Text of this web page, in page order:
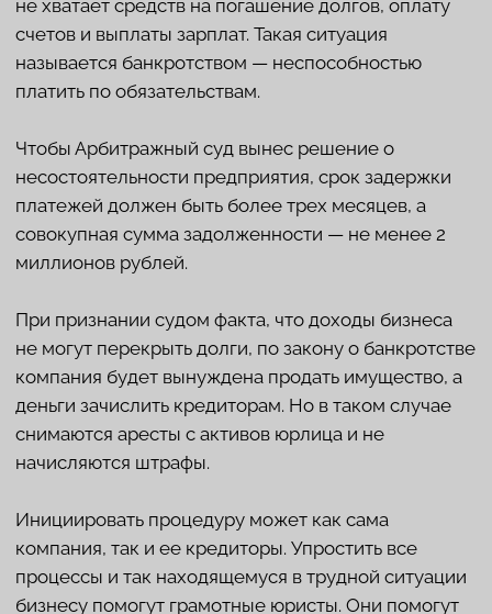
Важно помнить, что субсидиарная ответственность
может затронуть не только юридических лиц, но и
физических, что может привести к значительным
финансовым потерям.
для консультаций. Они помогут разработать
стратегию, которая защитит ваши интересы и
обеспечит надежное развитие вашей компании.
КОРПОРАТИВНЫЕ
Достаточно частая проблема, с которой
Это конфликты внутри компаний, в которых
участвует её руководство и акционеры или же
третьи лица, не относящиеся к организации. Споры
подобного характера могут происходить по
общего собрания или совета директоров;
о взыскании убытков с директора;
о праве покупке доли;